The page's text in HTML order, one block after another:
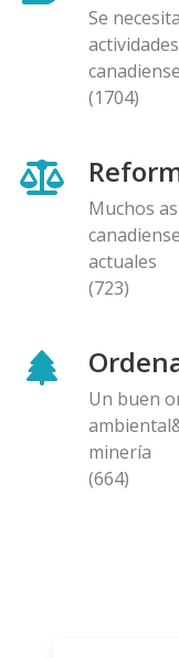
Se
(1704)
Muchos
actuales
(723)
Un buen
minería
(664)